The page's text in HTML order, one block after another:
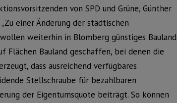
von SPD und Grüne, Günther
einer Änderung der städtischen
weiterhin in Blomberg günstiges Bauland
Flächen Bauland geschaffen, bei denen die
dass ausreichend verfügbares
Stellschraube für bezahlbaren
der Eigentumsquote beiträgt. So können